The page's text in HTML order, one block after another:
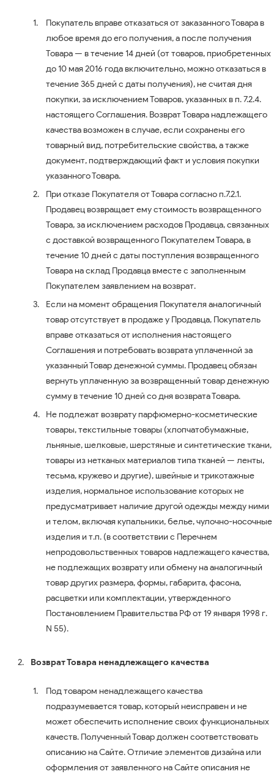
Покупатель вправе отказаться от заказанного Товара в
любое время до его получения, а после получения
Товара — в течение 14 дней (от товаров, приобретенных
до 10 мая 2016 года включительно, можно отказаться в
течение 365 дней с даты получения), не считая дня
покупки, за исключением Товаров, указанных в п. 7.2.4.
настоящего Соглашения. Возврат Товара надлежащего
качества возможен в случае, если сохранены его
товарный вид, потребительские свойства, а также
документ, подтверждающий факт и условия покупки
указанного Товара.
При отказе Покупателя от Товара согласно п.7.2.1.
Продавец возвращает ему стоимость возвращенного
Товара, за исключением расходов Продавца, связанных
с доставкой возвращенного Покупателем Товара, в
течение 10 дней с даты поступления возвращенного
Товара на склад Продавца вместе с заполненным
Покупателем заявлением на возврат.
Если на момент обращения Покупателя аналогичный
товар отсутствует в продаже у Продавца, Покупатель
вправе отказаться от исполнения настоящего
Соглашения и потребовать возврата уплаченной за
указанный Товар денежной суммы. Продавец обязан
вернуть уплаченную за возвращенный товар денежную
сумму в течение 10 дней со дня возврата Товара.
Не подлежат возврату парфюмерно-косметические
товары, текстильные товары (хлопчатобумажные,
льняные, шелковые, шерстяные и синтетические ткани,
товары из нетканых материалов типа тканей — ленты,
тесьма, кружево и другие), швейные и трикотажные
изделия, нормальное использование которых не
предусматривает наличие другой одежды между ними
и телом, включая купальники, белье, чулочно-носочные
изделия и т.п. (в соответствии с Перечнем
непродовольственных товаров надлежащего качества,
не подлежащих возврату или обмену на аналогичный
товар других размера, формы, габарита, фасона,
расцветки или комплектации, утвержденного
Постановлением Правительства РФ от 19 января 1998 г.
N 55).
Возврат Товара ненадлежащего качества
Под товаром ненадлежащего качества
подразумевается товар, который неисправен и не
может обеспечить исполнение своих функциональных
качеств. Полученный Товар должен соответствовать
описанию на Сайте. Отличие элементов дизайна или
оформления от заявленного на Сайте описания не